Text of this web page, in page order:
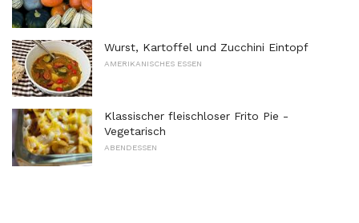
Wurst, Kartoffel und Zucchini Eintopf
AMERIKANISCHES ESSEN
Klassischer fleischloser Frito Pie -
Vegetarisch
ABENDESSEN